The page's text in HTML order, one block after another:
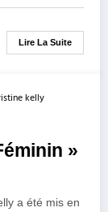
Lire La Suite
»
a été mis en